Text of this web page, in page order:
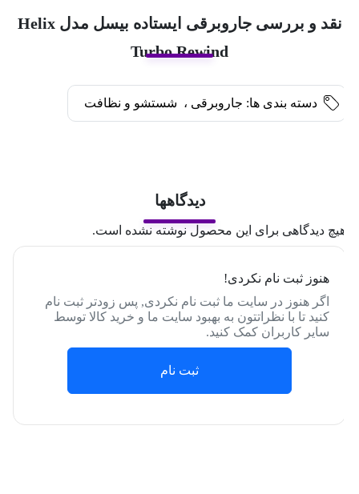
نقد و بررسی جاروبرقی ایستاده بیسل مدل Helix
Turbo Rewind
دسته بندی ها: جاروبرقی ، شستشو و نظافت
دیدگاهها
دیدگاهی برای این محصول نوشته نشده است.
هنوز ثبت نام نکردی!
اگر هنوز در سایت ما ثبت نام نکردی, پس زودتر ثبت نام
کنید تا با نظراتتون به بهبود سایت ما و خرید کالا توسط
سایر کاربران کمک کنید.
ثبت نام